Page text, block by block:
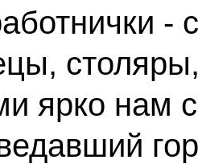
-
ярко нам